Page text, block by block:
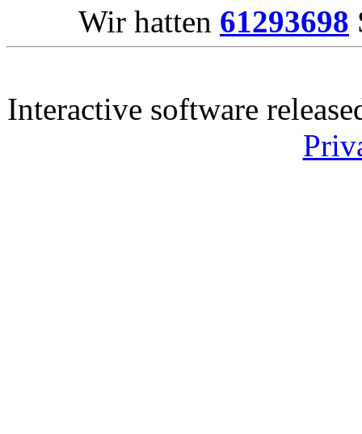
Wir hatten 61293698
Interactive software